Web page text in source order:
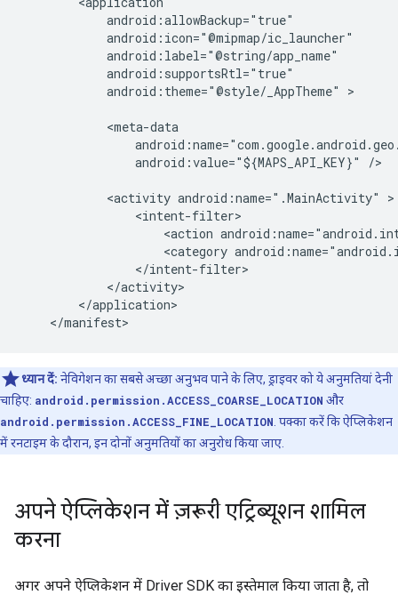
            android:allowBackup="true"
            android:icon="@mipmap/ic_launcher"
            android:label="@string/app_name"
            android:supportsRtl="true"
            android:theme="@style/_AppTheme" >
            <meta-data
                android:value="${MAPS_API_KEY}" />
            <activity android:name=".MainActivity" >
                <intent-filter>
<action
<category
                </intent-filter>
            </activity>
        </application>
ध्यान दें: नेविगेशन का सबसे अच्छा अनुभव पाने के लिए, ड्राइवर को ये अनुमतियां देनी
चाहिए: android.permission.ACCESS_COARSE_LOCATION और
android.permission.ACCESS_FINE_LOCATION . पक्का करें कि ऐप्लिकेशन
में रनटाइम के दौरान, इन दोनों अनुमतियों का अनुरोध किया जाए.
अपने ऐप्लिकेशन में ज़रूरी एट्रिब्यूशन शामिल
करना
अगर अपने ऐप्लिकेशन में Driver SDK का इस्तेमाल किया जाता है, तो